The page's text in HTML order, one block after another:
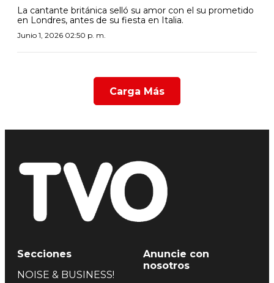
La cantante británica selló su amor con el su prometido
en Londres, antes de su fiesta en Italia.
Junio 1, 2026 02:50 p. m.
Carga Más
Secciones
NOISE & BUSINESS!
Anuncie con
nosotros